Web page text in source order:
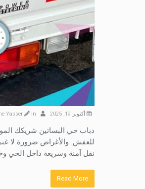
أكتوبر 19, 2025 Yasser In
دباب حي البساتين شريكك
للعفش. والأغراض ضرورة لا
نقل آمنة وسريعة داخل الحي
Read More